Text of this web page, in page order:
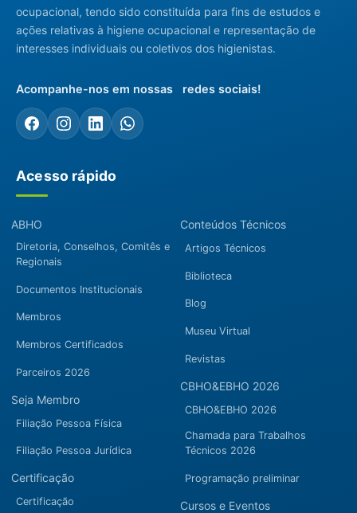
ocupacional, tendo sido constituída para fins de estudos e
ações relativas à higiene ocupacional e representação de
interesses individuais ou coletivos dos higienistas.
Acompanhe-nos em nossas redes sociais!
Acesso rápido
ABHO
Diretoria, Conselhos, Comitês e
Regionais
Documentos Institucionais
Membros
Membros Certificados
Parceiros 2026
Seja Membro
Filiação Pessoa Física
Filiação Pessoa Jurídica
Certificação
Certificação
Conteúdos Técnicos
Artigos Técnicos
Biblioteca
Blog
Museu Virtual
Revistas
CBHO&EBHO 2026
CBHO&EBHO 2026
Chamada para Trabalhos
Técnicos 2026
Programação preliminar
Cursos e Eventos